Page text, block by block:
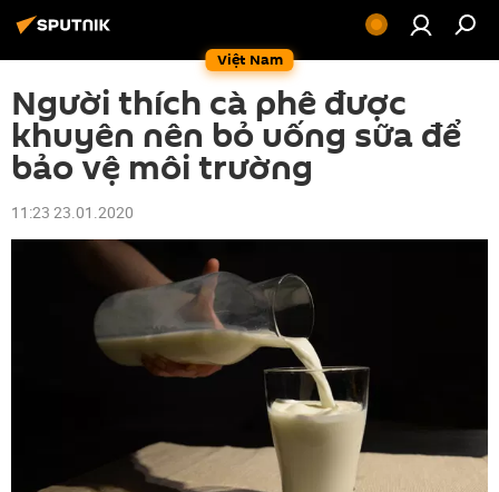
Việt Nam
Người thích cà phê được
khuyên nên bỏ uống sữa để
bảo vệ môi trường
11:23 23.01.2020